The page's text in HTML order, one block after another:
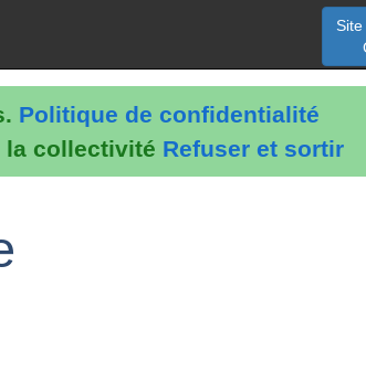
Politique de confidentialité
la collectivité Refuser et sortir